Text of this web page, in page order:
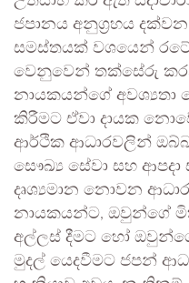
ජපානය අනුග්‍රහය දක්වන
සමස්තයක් වශයෙන්
වෙනුවෙන් තක්සේරු
නායකයන්ගේ අවශ්‍යතා
කිරීමට ඒවා දායක
ආර්ථික ආධාරවලින්
සෞඛ්‍ය සේවා සහ ආපදා
දෘශ්‍යමාන නොවන
නායකයන්ට, ඔවුන්ගේ
අල්ලස් දීමට හෝ
මුදල් යෙදවීමට ජපන්